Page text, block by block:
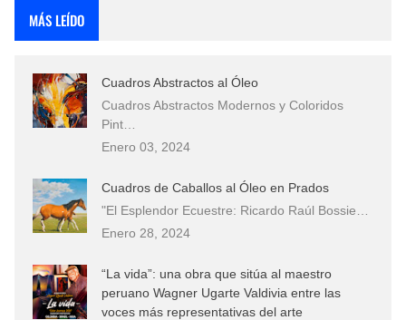
Que significan los cuadros de negras africanas?
MÁS LEÍDO
Cuadros Abstractos al Óleo
Cuadros Abstractos Modernos y Coloridos
Pint…
Enero 03, 2024
Cuadros de Caballos al Óleo en Prados
"El Esplendor Ecuestre: Ricardo Raúl Bossie…
Enero 28, 2024
“La vida”: una obra que sitúa al maestro
peruano Wagner Ugarte Valdivia entre las
voces más representativas del arte